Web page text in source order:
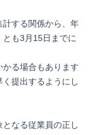
計する関係から、年
も3月15日までに
る場合もあります
提出するようにし
なる従業員の正し